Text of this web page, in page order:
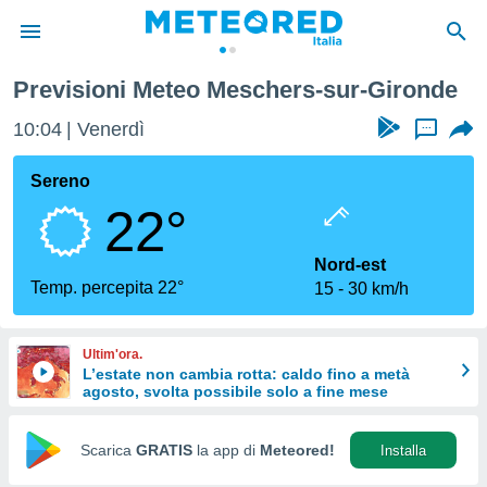
di
per
le
di
Web
Previsioni Meteo Meschers-sur-Gironde
10:04 Venerdì ...
Sereno
22°
Temp. percepita 22°
Nord-est
15
30 km/h
Ultim'ora.
L’estate non cambia rotta: caldo fino a metà
agosto, svolta possibile solo a fine mese
Scarica GRATIS la app di Meteored! Installa